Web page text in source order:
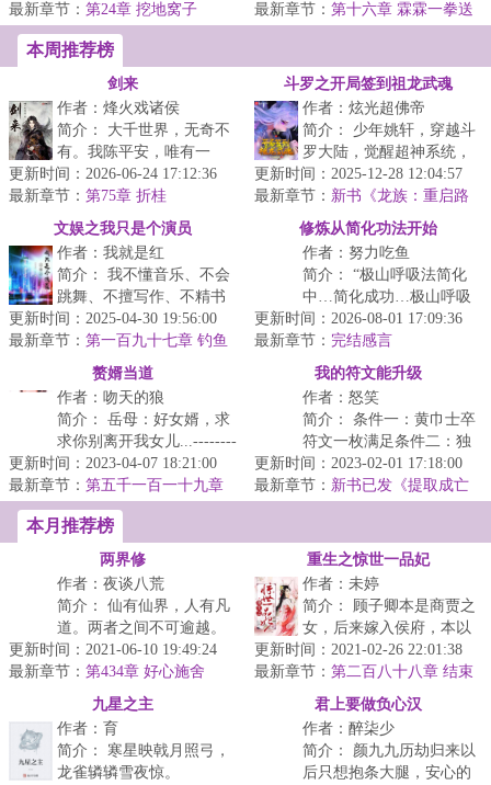
制度vs女主带来的技术...
最新章节： 第24章 挖地窝子
悦，却没想到他两年前一
最新章节： 第十六章 霖霖一拳送
本周推荐榜
剑来
作者：烽火戏诸侯
简介： 大千世界，无奇不
有。我陈平安，唯有一
剑，可搬山，倒海，降
妖，镇魔，敕神，摘星，
断江，...
更新时间：2026-06-24 17:12:36
最新章节： 第75章 折桂
斗罗之开局签到祖龙武魂
作者：炫光超佛帝
简介： 少年姚轩，穿越斗
罗大陆，觉醒超神系统，
开局签到祖龙武魂，走上
传奇之路：
更新时间：2025-12-28 12:04:57
最新章节： 新书《龙族：重启路
明非，不做衰小孩》已发，求支
文娱之我只是个演员
作者：我就是红
简介： 我不懂音乐、不会
跳舞、不擅写作、不精书
法、更不通绘画。我是演
员，徐容。
更新时间：2025-04-30 19:56:00
最新章节： 第一百九十七章 钓鱼
修炼从简化功法开始
作者：努力吃鱼
简介： “极山呼吸法简化
中…简化成功…极山呼吸
法→呼吸！”陈斐深吸了一
口气。
更新时间：2026-08-01 17:09:36
最新章节： 完结感言
赘婿当道
作者：吻天的狼
简介： 岳母：好女婿，求
求你别离开我女儿...--------
----------（向下翻动...
更新时间：2023-04-07 18:21:00
最新章节： 第五千一百一十九章
大结局
我的符文能升级
作者：怒笑
简介： 条件一：黄巾士卒
符文一枚满足条件二：独
立击杀符文怪物100只满足
条件三：杀猪一刀五千...
更新时间：2023-02-01 17:18:00
最新章节： 新书已发《提取成亡
本月推荐榜
两界修
作者：夜谈八荒
简介： 仙有仙界，人有凡
道。两者之间不可逾越。
这是仙凡两界万年不变的
铁律，也是两界维系各自
更新时间：2021-06-10 19:49:24
最新章节： 第434章 好心施舍
重生之惊世一品妃
作者：未婷
简介： 顾子卿本是商贾之
女，后来嫁入侯府，本以
为摆脱了商贾之流，却从
未想到，这不过是个彻头
彻...
更新时间：2021-02-26 22:01:38
最新章节： 第二百八十八章 结束
九星之主
作者：育
简介： 寒星映戟月照弓，
龙雀辚辚雪夜惊。
君上要做负心汉
作者：醉柒少
简介： 颜九九历劫归来以
后只想抱条大腿，安心的